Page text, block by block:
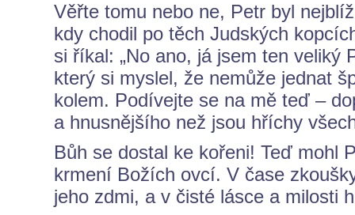
Věřte tomu nebo ne, Petr byl
kdy chodil po těch Judských
si říkal: „No ano, já jsem ten
který si myslel, že nemůže jednat
kolem. Podívejte se na mě teď –
a hnusnějšího než jsou hříchy
Bůh se dostal ke kořeni! Teď mohl
krmení Božích ovcí. V čase
jeho zdmi, a v čisté lásce a milosti